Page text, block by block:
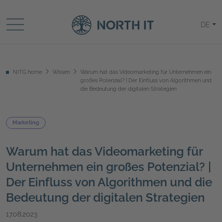
DE
NITG home Wissen
Warum hat das Videomarketing für Unternehmen ein
großes Potenzial? | Der Einfluss von Algorithmen und
die Bedeutung der digitalen Strategien
Marketing
Warum hat das Videomarketing für
Unternehmen ein großes Potenzial? |
Der Einfluss von Algorithmen und die
Bedeutung der digitalen Strategien
17.08.2023